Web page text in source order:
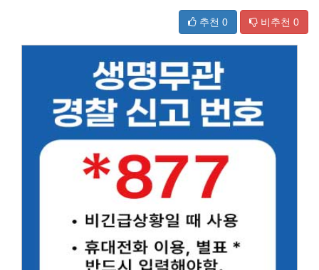
추천 0 비추천 0